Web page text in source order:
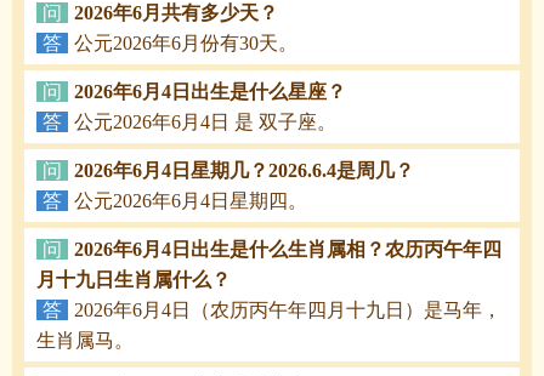
问
2026年6月共有多少天？
答 公元2026年6月份有30天。
问
2026年6月4日出生是什么星座？
答 公元2026年6月4日 是 双子座。
问
2026年6月4日星期几？2026.6.4是周几？
答 公元2026年6月4日星期四。
问
2026年6月4日出生是什么生肖属相？农历丙午年四
月十九日生肖属什么？
答
2026年6月4日（农历丙午年四月十九日）是马年，
生肖属马。